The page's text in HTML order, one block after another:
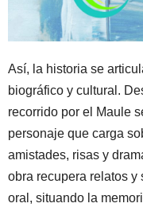
Así, la historia se
biográfico y cultural.
recorrido por el Maule
personaje que carga
amistades, risas y
obra recupera relatos y
oral, situando la